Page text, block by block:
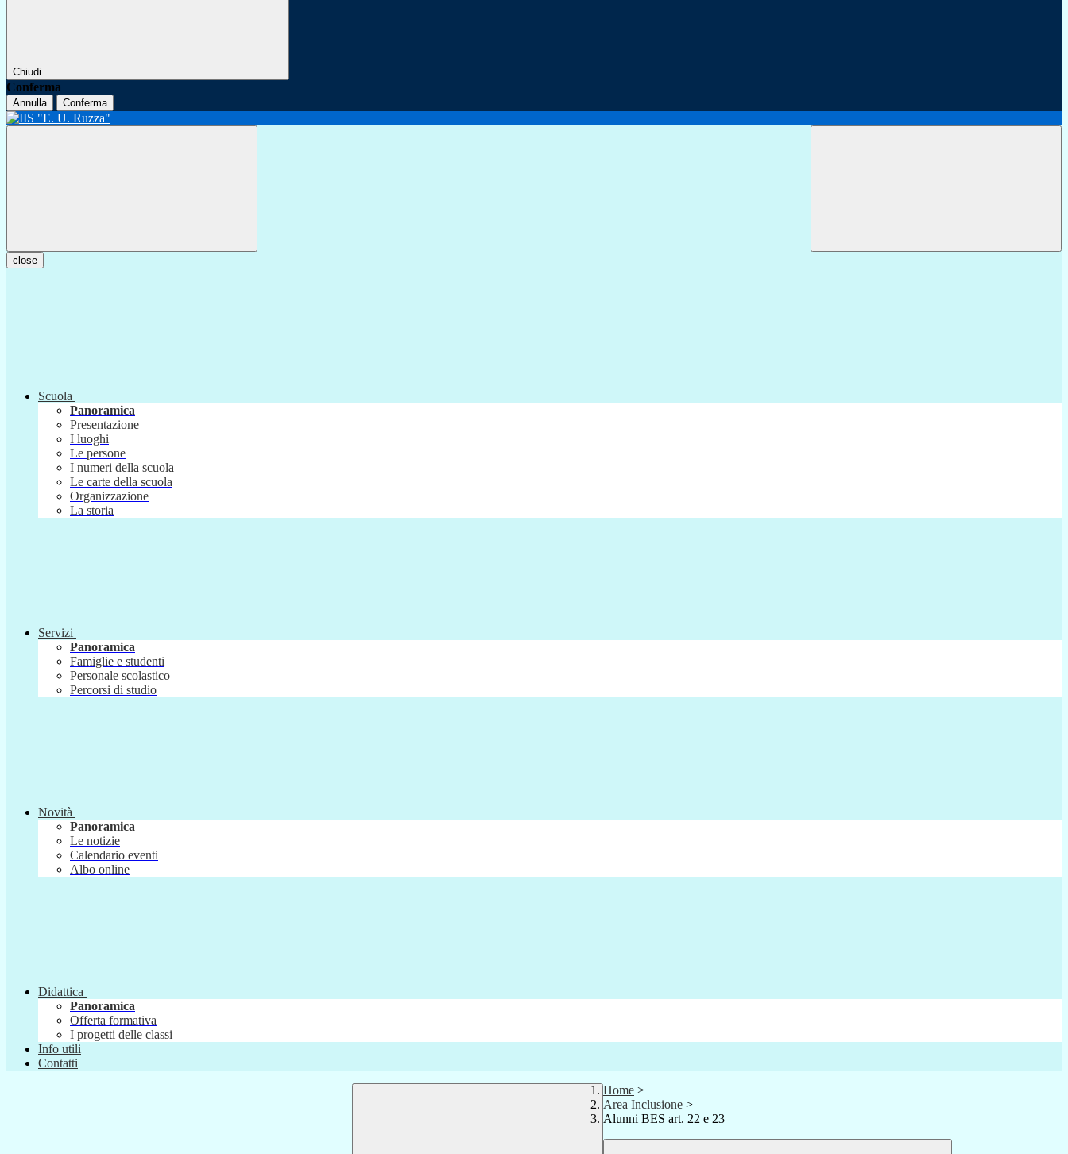
Chiudi
Conferma
Annulla Conferma
close
Scuola
Panoramica
Presentazione
I luoghi
Le persone
I numeri della scuola
Le carte della scuola
Organizzazione
La storia
Servizi
Panoramica
Famiglie e studenti
Personale scolastico
Percorsi di studio
Novità
Panoramica
Le notizie
Calendario eventi
Albo online
Didattica
Panoramica
Offerta formativa
I progetti delle classi
Info utili
Contatti
Home >
Area Inclusione >
Alunni BES art. 22 e 23